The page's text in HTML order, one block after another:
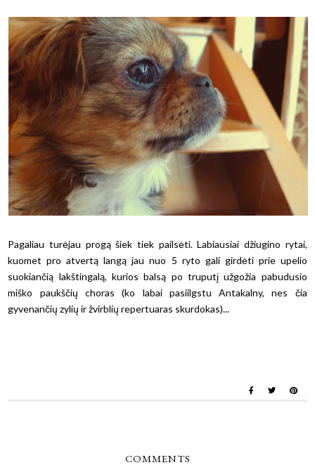
Pagaliau turėjau progą šiek tiek pailsėti. Labiausiai džiugino rytai,
kuomet pro atvertą langą jau nuo 5 ryto gali girdėti prie upelio
suokiančią lakštingalą, kurios balsą po truputį užgožia pabudusio
miško paukščių choras (ko labai pasiilgstu Antakalny, nes čia
gyvenančių zylių ir žvirblių repertuaras skurdokas)...
COMMENTS